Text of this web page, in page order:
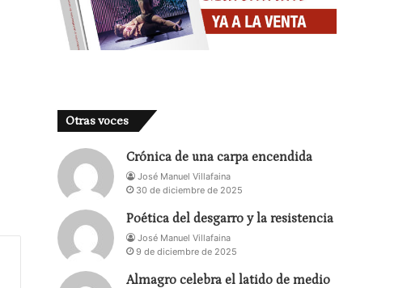
Otras voces
Crónica de una carpa encendida
José Manuel Villafaina
30 de diciembre de 2025
Poética del desgarro y la resistencia
José Manuel Villafaina
9 de diciembre de 2025
Almagro celebra el latido de medio